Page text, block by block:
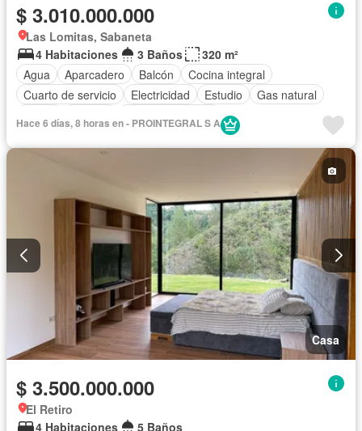
$ 3.010.000.000
Las Lomitas, Sabaneta
4 Habitaciones
3 Baños
320 m²
Agua
Aparcadero Balcón
Cocina integral
Cuarto de servicio
Electricidad Estudio
Gas natural
Hace 6 días, 8 horas en - PROINTEGRAL S A
Casa
$ 3.500.000.000
El Retiro
4 Habitaciones
5 Baños